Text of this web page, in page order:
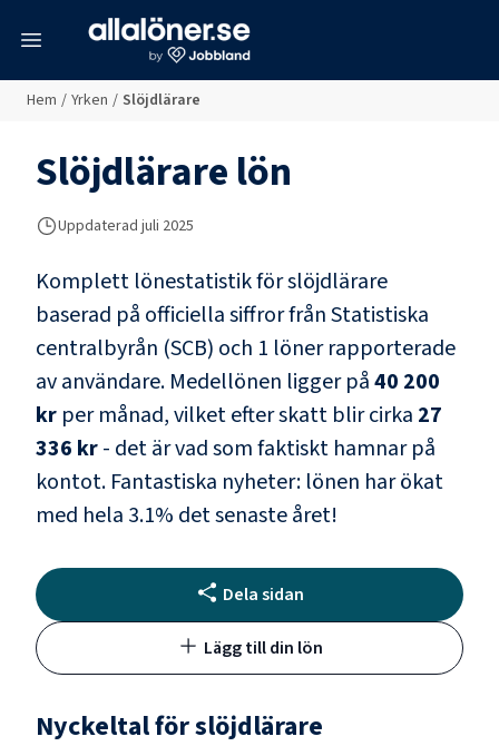
Hem / Yrken / Slöjdlärare
Slöjdlärarelön
Uppdaterad juli 2025
Komplett lönestatistik förslöjdlärare
baserad på officiella siffror från Statistiska
centralbyrån (SCB) och 1 löner rapporterade
av användare. Medellönen ligger på40 200
kr per månad, vilket efter skatt blir cirka 27
336 kr- det är vad som faktiskt hamnar på
kontot. Fantastiska nyheter: lönen har ökat
med hela 3.1% det senaste året!
Dela sidan
Lägg till din lön
Nyckeltal förslöjdlärare